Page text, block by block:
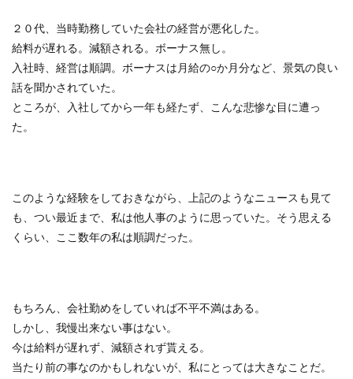
２０代、当時勤務していた会社の経営が悪化した。
給料が遅れる。減額される。ボーナス無し。
入社時、経営は順調。ボーナスは月給の○か月分など、景気の良い
話を聞かされていた。
ところが、入社してから一年も経たず、こんな悲惨な目に遭っ
た。
このような経験をしておきながら、上記のようなニュースも見て
も、つい最近まで、私は他人事のように思っていた。そう思える
くらい、ここ数年の私は順調だった。
もちろん、会社勤めをしていれば不平不満はある。
しかし、我慢出来ない事はない。
今は給料が遅れず、減額されず貰える。
当たり前の事なのかもしれないが、私にとっては大きなことだ。